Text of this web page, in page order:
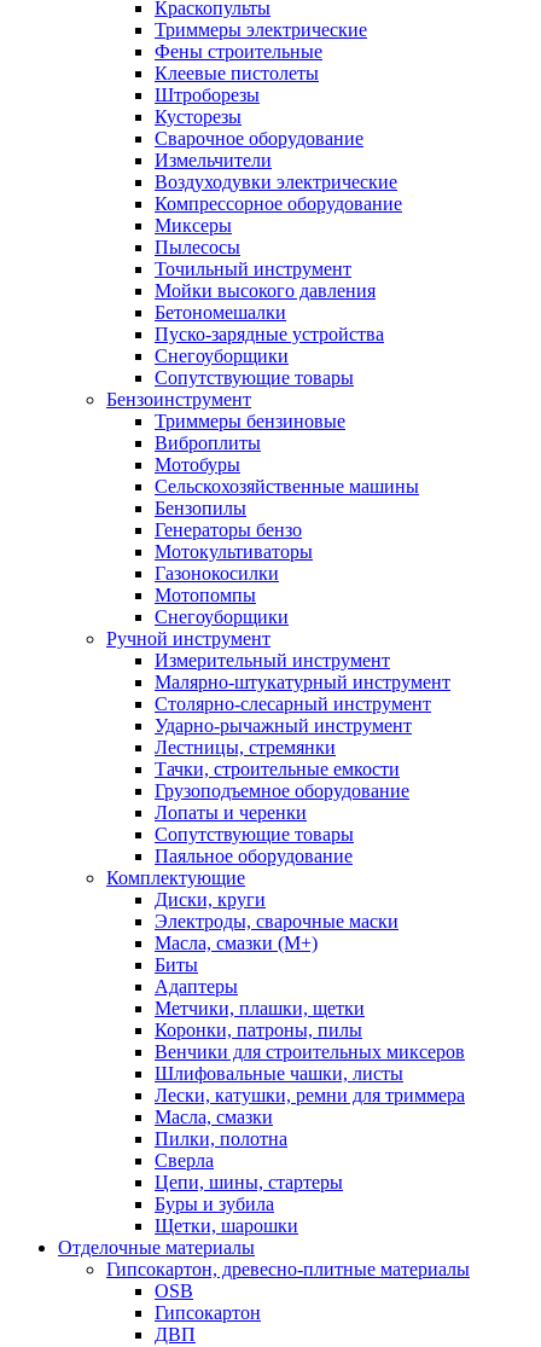
Краскопульты
Триммеры электрические
Фены строительные
Клеевые пистолеты
Штроборезы
Кусторезы
Сварочное оборудование
Измельчители
Воздуходувки электрические
Компрессорное оборудование
Миксеры
Пылесосы
Точильный инструмент
Мойки высокого давления
Бетономешалки
Пуско-зарядные устройства
Снегоуборщики
Сопутствующие товары
Бензоинструмент
Триммеры бензиновые
Виброплиты
Мотобуры
Сельскохозяйственные машины
Бензопилы
Генераторы бензо
Мотокультиваторы
Газонокосилки
Мотопомпы
Снегоуборщики
Ручной инструмент
Измерительный инструмент
Малярно-штукатурный инструмент
Столярно-слесарный инструмент
Ударно-рычажный инструмент
Лестницы, стремянки
Тачки, строительные емкости
Грузоподъемное оборудование
Лопаты и черенки
Сопутствующие товары
Паяльное оборудование
Комплектующие
Диски, круги
Электроды, сварочные маски
Масла, смазки (М+)
Биты
Адаптеры
Метчики, плашки, щетки
Коронки, патроны, пилы
Венчики для строительных миксеров
Шлифовальные чашки, листы
Лески, катушки, ремни для триммера
Масла, смазки
Пилки, полотна
Сверла
Цепи, шины, стартеры
Буры и зубила
Щетки, шарошки
Отделочные материалы
Гипсокартон, древесно-плитные материалы
OSB
Гипсокартон
ДВП